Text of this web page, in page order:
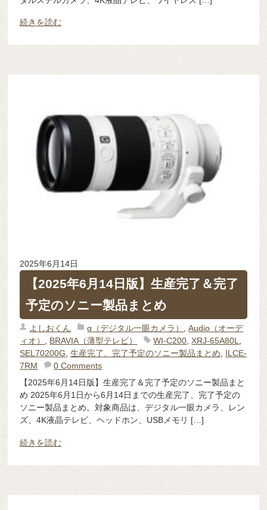
続きを読む
2025年6月14日
【2025年6月14日版】生産完了＆完了
予定のソニー製品まとめ
よしおくん α（デジタル一眼カメラ） ,Audio（オーデ
ィオ）
BRAVIA（薄型テレビ） WI-C200 ,XRJ-65A80L
SEL70200G ,生産完了、完了予定のソニー製品まとめ
ILCE-
7RM
0 Comments
【2025年6月14日版】生産完了＆完了予定のソニー製品まと
め 2025年6月1日から6月14日までの生産完了、完了予定の
ソニー製品まとめ。対象商品は、デジタル一眼カメラ、レン
ズ、4K液晶テレビ、ヘッドホン、USBメモリ […]
続きを読む